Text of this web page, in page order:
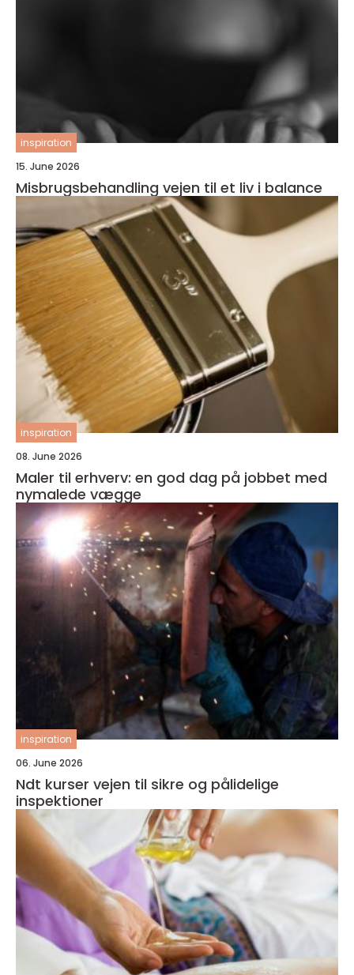
inspiration
15. June 2026
Misbrugsbehandling vejen til et liv i balance
inspiration
08. June 2026
Maler til erhverv: en god dag på jobbet med
nymalede vægge
inspiration
06. June 2026
Ndt kurser vejen til sikre og pålidelige
inspektioner